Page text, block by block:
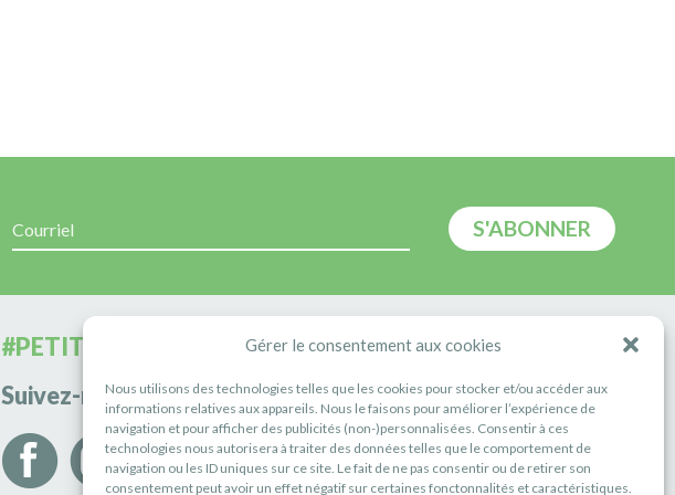
Gérer le consentement aux cookies
Nous utilisons des technologies telles que les cookies pour stocker et/ou accéder aux
informations relatives aux appareils. Nous le faisons pour améliorer l’expérience de
navigation et pour afficher des publicités (non-)personnalisées. Consentir à ces
technologies nous autorisera à traiter des données telles que le comportement de
navigation ou les ID uniques sur ce site. Le fait de ne pas consentir ou de retirer son
consentement peut avoir un effet négatif sur certaines fonctonnalités et caractéristiques.
#PETITERIVIÈRE
Suivez-nous